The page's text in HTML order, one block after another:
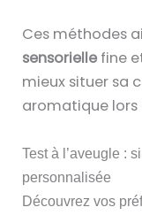
Ces méthodes
sensorielle fine
mieux situer sa
aromatique lors
Test à l’aveugle :
personnalisée
Découvrez vos